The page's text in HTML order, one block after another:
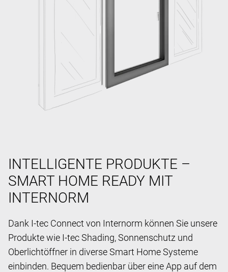
INTELLIGENTE PRODUKTE –
SMART HOME READY MIT
INTERNORM
Dank I-tec Connect von Internorm können Sie unsere
Produkte wie I-tec Shading, Sonnenschutz und
Oberlichtöffner in diverse Smart Home Systeme
einbinden. Bequem bedienbar über eine App auf dem